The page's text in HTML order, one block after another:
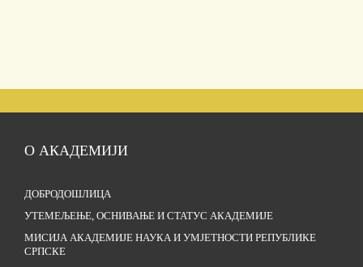
О АКАДЕМИЈИ
ДОБРОДОШЛИЦА
УТЕМЕЉЕЊЕ, ОСНИВАЊЕ И СТАТУС АКАДЕМИЈЕ
МИСИЈА АКАДЕМИЈЕ НАУКА И УМЈЕТНОСТИ РЕПУБЛИКЕ
СРПСКЕ